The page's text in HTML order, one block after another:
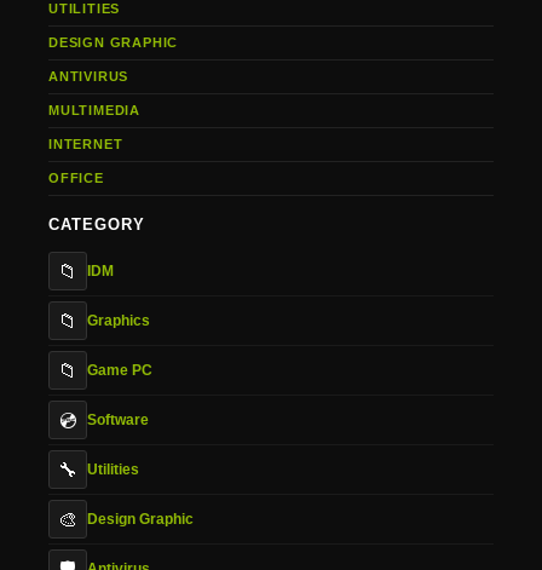
UTILITIES
DESIGN GRAPHIC
ANTIVIRUS
MULTIMEDIA
INTERNET
OFFICE
CATEGORY
📁 IDM
📁 Graphics
📁 Game PC
💿 Software
🔧 Utilities
🎨 Design Graphic